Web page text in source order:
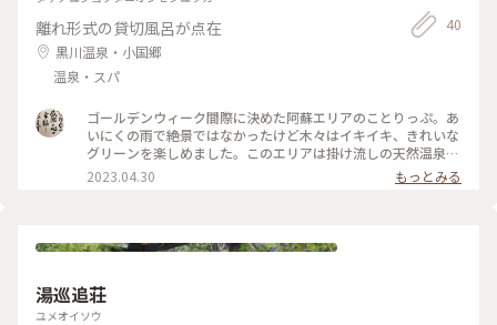
れます。最高のお宿。 ぜひぜひみなさまにもいってほしいで
す。 #泊まるを楽しむ #竹ふえ #旅館 #熊本
離れ形式の貸切風呂が点在
黒川温泉・小国郷
温泉・スパ
40
ゴールデンウィーク間際に決めた阿蘇エリアのことりっぷ。あ
いにくの雨で絶景ではなかったけど木々はイキイキ、きれいな
グリーンを楽しめました。このエリアは掛け流しの天然温泉が
たくさん。湯上がりのヨーグルトも美味しかった❤️みなさんも
楽しいゴールデンウィークを😊 #私のことりっぷ旅 #日帰り温
2023.04.30 もっとみる
湯巡追荘
ユメオイソウ